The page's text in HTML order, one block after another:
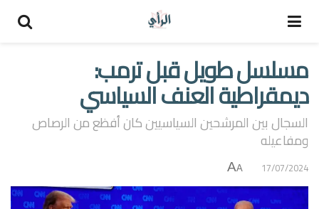
مسلسل طويل قبل ترمب:
ديمقراطية العنف السياسي
السجال بين المرشحين السياسيين كان أفظع من الرصاص
ومفاعيله
17/07/2024
A
A